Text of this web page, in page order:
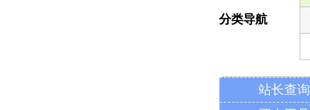
分类导航
站长查询